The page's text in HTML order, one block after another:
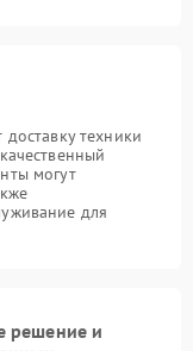
техники
могут
для
решение и